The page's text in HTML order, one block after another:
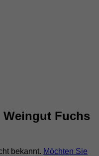
Fuchs
bekannt. Möchten Sie